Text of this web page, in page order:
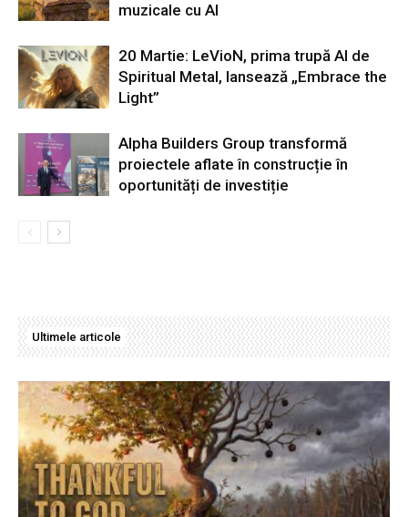
muzicale cu AI
20 Martie: LeVioN, prima trupă AI de
Spiritual Metal, lansează „Embrace the
Light”
Alpha Builders Group transformă
proiectele aflate în construcție în
oportunități de investiție
Ultimele articole